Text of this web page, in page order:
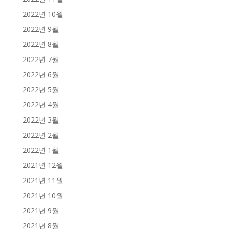
2022년 10월
2022년 9월
2022년 8월
2022년 7월
2022년 6월
2022년 5월
2022년 4월
2022년 3월
2022년 2월
2022년 1월
2021년 12월
2021년 11월
2021년 10월
2021년 9월
2021년 8월